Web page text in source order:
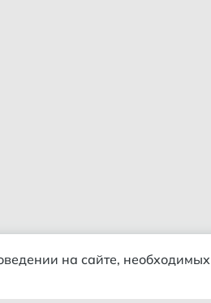
на сайте, необходимых